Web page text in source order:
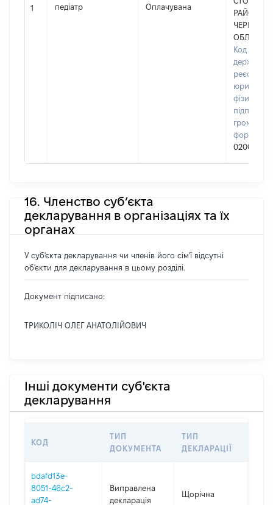
1 педіатр Оплачувана
ОБЛАСТІ
Код в
реєстрі
фізичних
02005869
16. Членство суб’єкта
декларування в організаціях та їх
органах
У суб'єкта декларування чи членів його сім'ї відсутні
об'єкти для декларування в цьому розділі.
Документ підписано:
ТРИКОЛІЧ ОЛЕГ АНАТОЛІЙОВИЧ
Інші документи суб'єкта
декларування
КОД
ТИП
ДОКУМЕНТА
ТИП
ДЕКЛАРАЦІЇ
bdafd13e-
8051-46c2-
ad74-
Виправлена
декларація
Щорічна